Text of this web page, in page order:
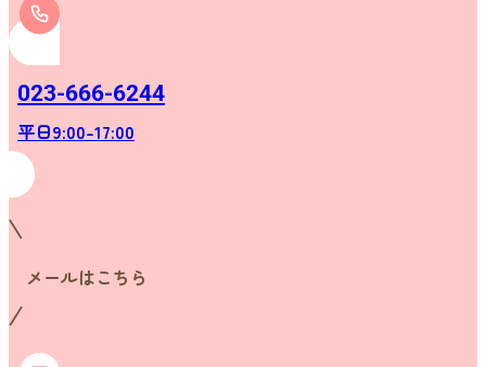
023-666-6244
平日9:00-17:00
メールはこちら